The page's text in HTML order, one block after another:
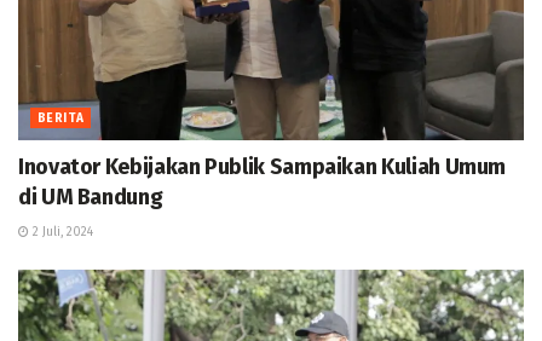
BERITA
Inovator Kebijakan Publik Sampaikan Kuliah Umum
di UM Bandung
2 Juli, 2024